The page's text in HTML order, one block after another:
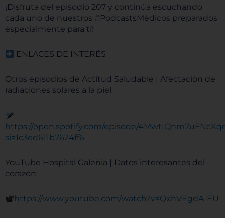
¡Disfruta del episodio 207 y continúa escuchando
cada uno de nuestros #PodcastsMédicos preparados
especialmente para ti!
ENLACES DE INTERÉS
Otros episodios de Actitud Saludable | Afectación de
radiaciones solares a la piel
https://open.spotify.com/episode/
si=1c3ed611b7624ff6
YouTube Hospital Galenia | Datos interesantes del
corazón
https://www.youtube.com/watch?v=QxhVEgdA-EU